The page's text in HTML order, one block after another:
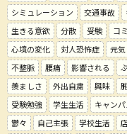
シミュレーション
交通事故
生きる意欲
分散 受験 コ
心境の変化
対人恐怖症 元気
不整脈
腰痛 影響される
羨ましさ
外出自粛 興味
受験勉強
学生生活 キャンパ
鬱々
自己主張 学校生活